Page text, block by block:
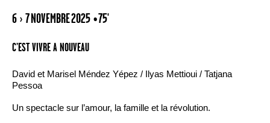
6 › 7 NOVEMBRE 2025 • 75'
C’EST VIVRE A NOUVEAU
David et Marisel Méndez Yépez / Ilyas Mettioui / Tatjana
Pessoa
Un spectacle sur l’amour, la famille et la révolution.